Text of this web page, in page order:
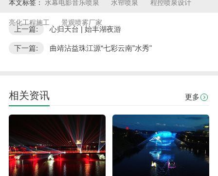
本文标签： 水幕电影音乐喷泉 水帘喷泉 程控喷泉设计
亮化工程施工 景观喷雾厂家
上一篇: 心归天台 | 始丰湖夜游
下一篇: 曲靖沾益珠江源“七彩云南”水秀"
相关资讯 更多